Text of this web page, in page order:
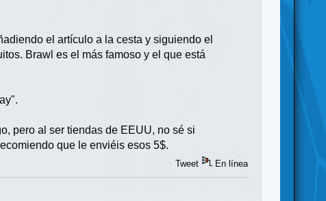
el artículo a la cesta y siguiendo el
Brawl es el más famoso y el que está
pero al ser tiendas de EEUU, no sé si
que le enviéis esos 5$.
Tweet En línea